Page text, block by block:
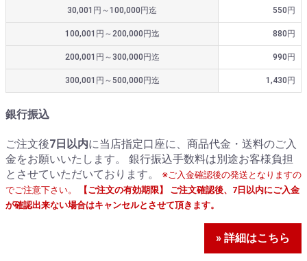
30,001円～100,000円迄 550円
100,001円～200,000円迄 880円
200,001円～300,000円迄 990円
300,001円～500,000円迄 1,430円
銀行振込
ご注文後7日以内に当店指定口座に、商品代金・送料のご入
金をお願いいたします。 銀行振込手数料は別途お客様負担
とさせていただいております。
※ご入金確認後の発送となりますの
でご注意下さい。
【ご注文の有効期限】 ご注文確認後、7日以内にご入金
が確認出来ない場合はキャンセルとさせて頂きます。
» 詳細はこちら